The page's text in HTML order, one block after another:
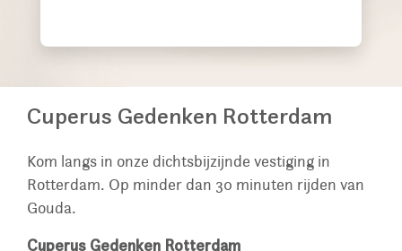
Cuperus Gedenken Rotterdam
Kom langs in onze dichtsbijzijnde vestiging in
Rotterdam. Op minder dan 30 minuten rijden van
Gouda.
Cuperus Gedenken Rotterdam